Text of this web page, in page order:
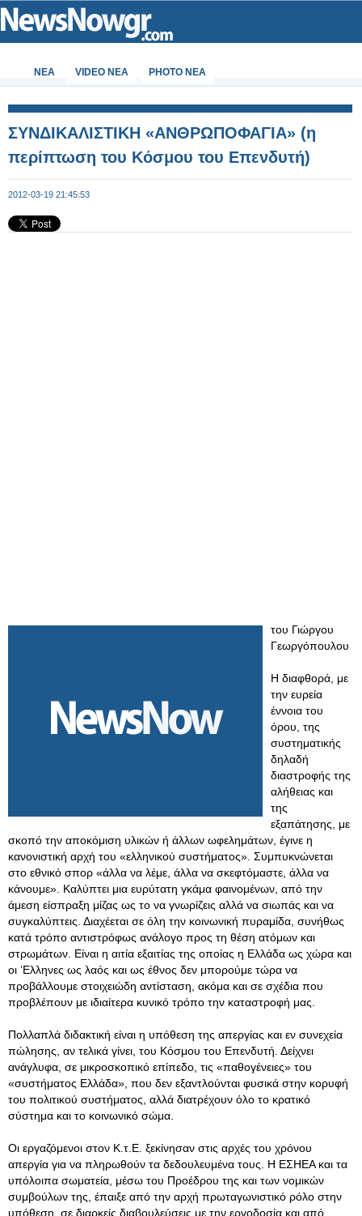
ΝΕΑ VIDEO NEA PHOTO NEA
ΣΥΝΔΙΚΑΛΙΣΤΙΚΗ «ΑΝΘΡΩΠΟΦΑΓΙΑ» (η
περίπτωση του Κόσμου του Επενδυτή)
2012-03-19 21:45:53
του Γιώργου
Γεωργόπουλου
Η διαφθορά, με
την ευρεία
έννοια του
όρου, της
συστηματικής
δηλαδή
διαστροφής της
αλήθειας και
της
εξαπάτησης, με
σκοπό την αποκόμιση υλικών ή άλλων ωφελημάτων, έγινε η
κανονιστική αρχή του «ελληνικού συστήματος». Συμπυκνώνεται
στο εθνικό σπορ «άλλα να λέμε, άλλα να σκεφτόμαστε, άλλα να
κάνουμε». Καλύπτει μια ευρύτατη γκάμα φαινομένων, από την
άμεση είσπραξη μίζας ως το να γνωρίζεις αλλά να σιωπάς και να
συγκαλύπτεις. Διαχέεται σε όλη την κοινωνική πυραμίδα, συνήθως
κατά τρόπο αντιστρόφως ανάλογο προς τη θέση ατόμων και
στρωμάτων. Είναι η αιτία εξαιτίας της οποίας η Ελλάδα ως χώρα και
οι ʽΕλληνες ως λαός και ως έθνος δεν μπορούμε τώρα να
προβάλλουμε στοιχειώδη αντίσταση, ακόμα και σε σχέδια που
προβλέπουν με ιδιαίτερα κυνικό τρόπο την καταστροφή μας.
Πολλαπλά διδακτική είναι η υπόθεση της απεργίας και εν συνεχεία
πώλησης, αν τελικά γίνει, του Κόσμου του Επενδυτή. Δείχνει
ανάγλυφα, σε μικροσκοπικό επίπεδο, τις «παθογένειες» του
«συστήματος Ελλάδα», που δεν εξαντλούνται φυσικά στην κορυφή
του πολιτικού συστήματος, αλλά διατρέχουν όλο το κρατικό
σύστημα και το κοινωνικό σώμα.
Οι εργαζόμενοι στον Κ.τ.Ε. ξεκίνησαν στις αρχές του χρόνου
απεργία για να πληρωθούν τα δεδουλευμένα τους. Η ΕΣΗΕΑ και τα
υπόλοιπα σωματεία, μέσω του Προέδρου της και των νομικών
συμβούλων της, έπαιξε από την αρχή πρωταγωνιστικό ρόλο στην
υπόθεση, σε διαρκείς διαβουλεύσεις με την εργοδοσία και από